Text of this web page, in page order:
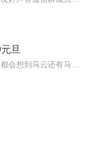
旦